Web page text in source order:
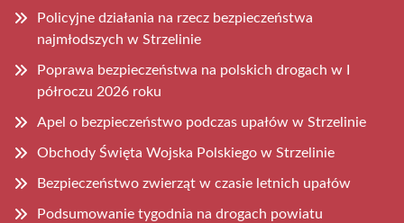
Policyjne działania na rzecz bezpieczeństwa
najmłodszych w Strzelinie
Poprawa bezpieczeństwa na polskich drogach w I
półroczu 2026 roku
Apel o bezpieczeństwo podczas upałów w Strzelinie
Obchody Święta Wojska Polskiego w Strzelinie
Bezpieczeństwo zwierząt w czasie letnich upałów
Podsumowanie tygodnia na drogach powiatu